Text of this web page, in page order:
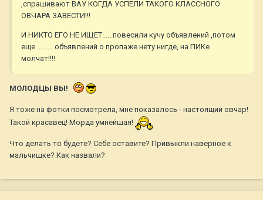
,спрашивают ВАУ КОГДА УСПЕЛИ ТАКОГО КЛАССНОГО
ОВЧАРА ЗАВЕСТИ!!!
И НИКТО ЕГО НЕ ИЩЕТ......повесили кучу объявлений ,потом
еще ..........объявлений о пропаже нету нигде, на ПИКе
молчат!!!!
МОЛОДЦЫ ВЫ!
Я тоже на фотки посмотрела, мне показалось - настоящий овчар!
Такой красавец! Морда умнейшая!
Что делать то будете? Себе оставите? Привыкли наверное к
мальчишке? Как назвали?